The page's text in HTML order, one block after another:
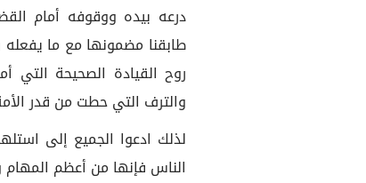
درعه بيده ووقوفه أمام
طابقنا مضمونها مع ما يفعله
روح القيادة الصحيحة التي
والترف التي حطت من قدر
لذلك ادعوا الجميع إلى
الناس فإنها من أعظم المهام